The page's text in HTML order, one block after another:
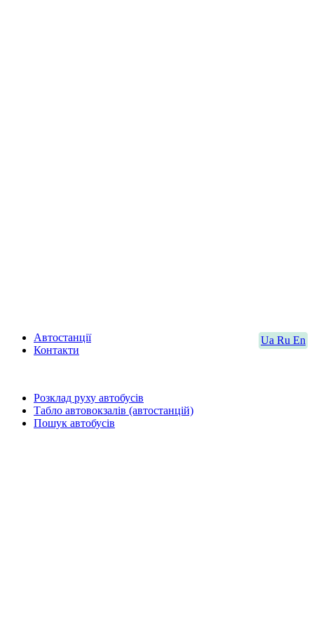
Ua Ru En
Автостанції
Контакти
Розклад руху автобусів
Табло автовокзалів (автостанцій)
Пошук автобусів